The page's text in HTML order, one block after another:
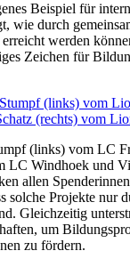
Beispiel für
wie durch
erreicht werden
Zeichen für
(links) vom LC
LC Windhoek und
allen
solche Projekte nur
Gleichzeitig
um
zu fördern.